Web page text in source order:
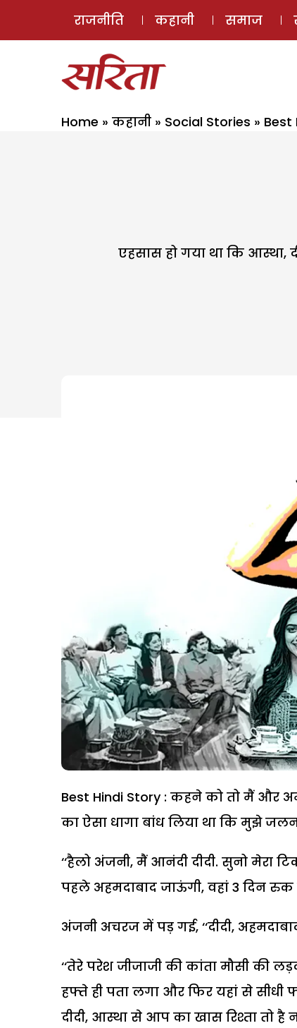
राजनीति कहानी समाज
Home » कहानी » Social Stories » Best
एहसास हो गया था कि आस्था,
Best Hindi Story : कहने को तो मैं और
का ऐसा धागा बांध लिया था कि मुझे
‘‘हैलो अंजनी, मैं आनंदी दीदी. सुनो मेरा
पहले अहमदाबाद जाऊंगी, वहां 3 दिन
अंजनी अचरज में पड़ गई, ‘‘दीदी,
‘‘तेरे परेश जीजाजी की कांता मौसी की
हफ्ते ही पता लगा और फिर यहां से सीधी
दीदी, आस्था से आप का खास रिश्ता तो है